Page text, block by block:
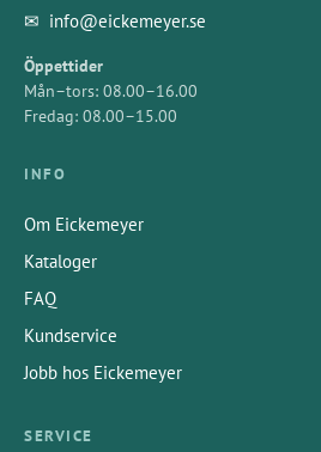
✉ info@eickemeyer.se
Öppettider
Mån–tors: 08.00–16.00
Fredag: 08.00–15.00
INFO
Om Eickemeyer
Kataloger
FAQ
Kundservice
Jobb hos Eickemeyer
SERVICE